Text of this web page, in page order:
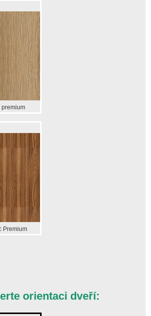
premium
Premium
orientaci dveří: